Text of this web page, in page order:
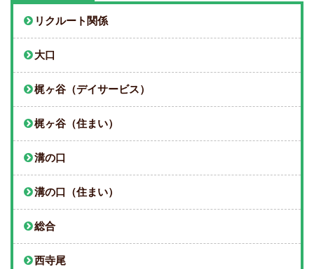
リクルート関係
大口
梶ヶ谷（デイサービス）
梶ヶ谷（住まい）
溝の口
溝の口（住まい）
総合
西寺尾